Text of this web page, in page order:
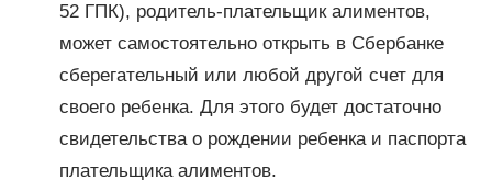
52 ГПК), родитель-плательщик алиментов,
может самостоятельно открыть в Сбербанке
сберегательный или любой другой счет для
своего ребенка. Для этого будет достаточно
свидетельства о рождении ребенка и паспорта
плательщика алиментов.